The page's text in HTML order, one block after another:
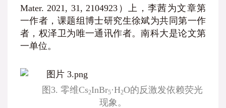
Mater. 2021, 31, 2104923）上，李茜为文章第
一作者，课题组博士研究生徐斌为共同第一作
者，权泽卫为唯一通讯作者。南科大是论文第
一单位。
图3. 零维Cs2InBr5·H2O的反激发依赖荧光
现象。